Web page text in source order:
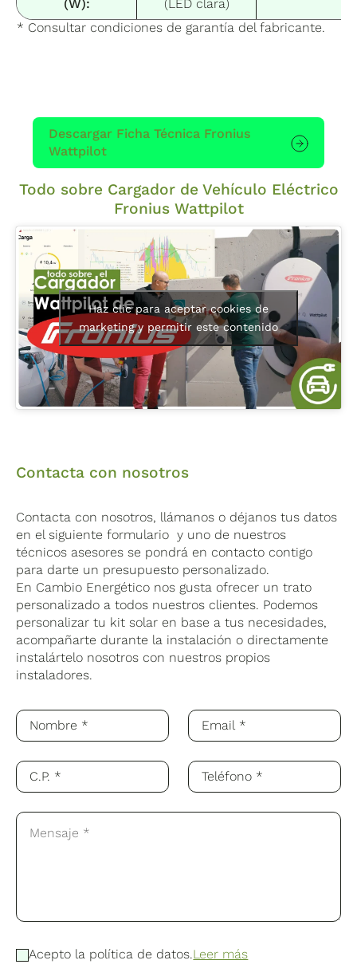
(W):
(LED clara)
* Consultar condiciones de garantía del fabricante.
Descargar Ficha Técnica Fronius
Wattpilot
Todo sobre Cargador de Vehículo Eléctrico
Fronius Wattpilot
Haz clic para aceptar cookies de
marketing y permitir este contenido
Contacta con nosotros
Contacta con nosotros, llámanos o déjanos tus datos
en el siguiente formulario y uno de nuestros
técnicos asesores se pondrá en contacto contigo
para darte un presupuesto personalizado.
En Cambio Energético nos gusta ofrecer un trato
personalizado a todos nuestros clientes. Podemos
personalizar tu kit solar en base a tus necesidades,
acompañarte durante la instalación o directamente
instalártelo nosotros con nuestros propios
instaladores.
Acepto la política de datos.Leer más